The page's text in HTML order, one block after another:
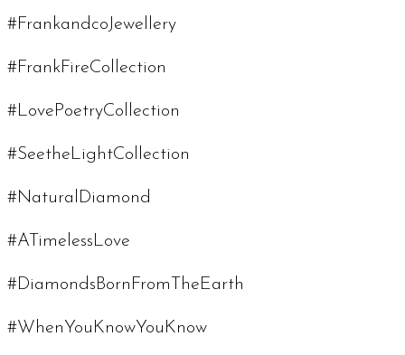
#FrankandcoJewellery
#FrankFireCollection
#LovePoetryCollection
#SeetheLightCollection
#NaturalDiamond
#ATimelessLove
#DiamondsBornFromTheEarth
#WhenYouKnowYouKnow